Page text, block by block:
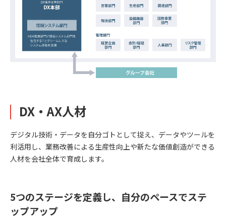
DX・AX人材
デジタル技術・データを自分ゴトとして捉え、データやツールを
利活用し、業務改善による生産性向上や新たな価値創造ができる
人材を会社全体で育成します。
5つのステージを定義し、自分のペースでステ
ップアップ